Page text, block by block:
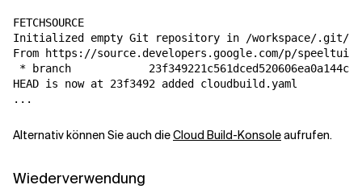
FETCHSOURCE
Initialized empty Git repository in /workspace/.git/
From https://source.developers.google.com/p/
* branch
HEAD is now at 23f3492 added cloudbuild.yaml
Alternativ können Sie auch dieCloud Build-Konsoleaufrufen.
Wiederverwendung